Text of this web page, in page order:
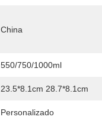
China
550/750/1000ml
23.5*8.1cm 28.7*8.1cm
Personalizado